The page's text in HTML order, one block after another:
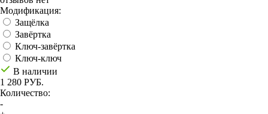
Модификация:
Защёлка
Завёртка
Ключ-завёртка
Ключ-ключ
В наличии
1 280 РУБ.
Количество:
-